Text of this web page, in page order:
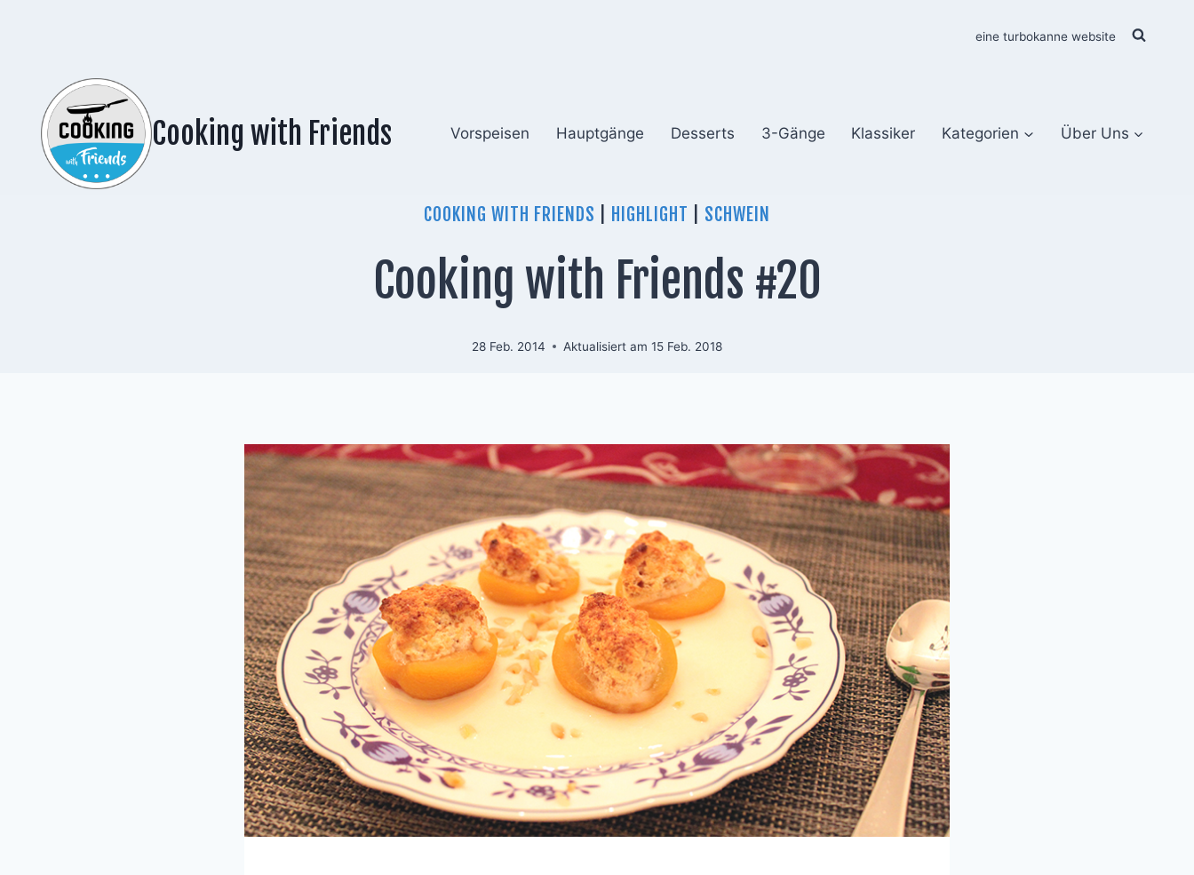
eine turbokanne website
Cooking with Friends Vorspeisen Hauptgänge Desserts 3-Gänge Klassiker Kategorien Über Uns
COOKING WITH FRIENDS HIGHLIGHT SCHWEIN
Cooking with Friends #20
28 Feb. 2014 Aktualisiert am 15 Feb. 2018